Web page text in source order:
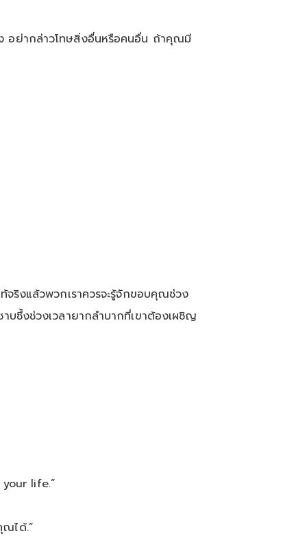
อย่ากล่าวโทษสิ่งอื่นหรือคนอื่น ถ้าคุณมี
จริงแล้วพวกเราควรจะรู้จักขอบคุณช่วง
บซึ้งช่วงเวลายากลำบากที่เขาต้องเผชิญ
life.”
ณได้.”